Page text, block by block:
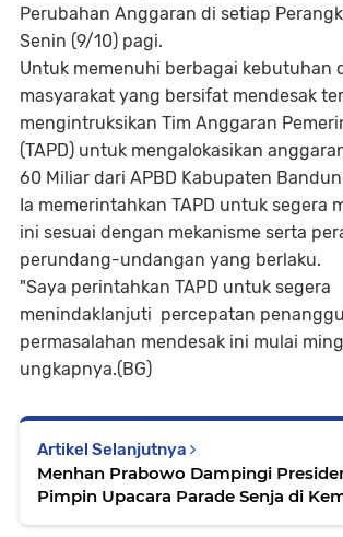
Perubahan Anggaran di setiap
Senin (9/10) pagi.
Untuk memenuhi berbagai kebutuhan
masyarakat yang bersifat mendesak
mengintruksikan Tim Anggaran
(TAPD) untuk mengalokasikan
60 Miliar dari APBD Kabupaten
Ia memerintahkan TAPD untuk segera
ini sesuai dengan mekanisme serta
perundang-undangan yang berlaku.
"Saya perintahkan TAPD untuk segera
menindaklanjuti percepatan
permasalahan mendesak ini mulai
ungkapnya.(BG)
Artikel Selanjutnya
Menhan Prabowo Dampingi
Pimpin Upacara Parade Senja di